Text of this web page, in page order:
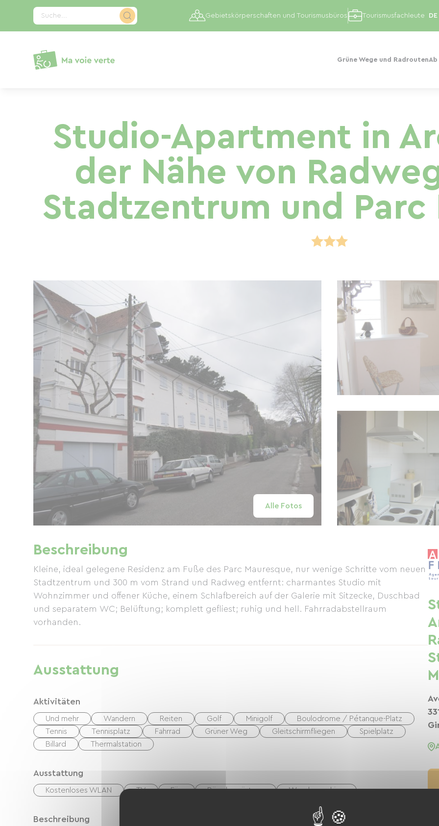
Suche...
Grüne Wege und Radrouten
Gebietskörperschaften und Tourismusbüros Tourismusfachleute
Studio-Apartment in
der Nähe von
Stadtzentrum und Parc
Alle Fotos
Beschreibung
Kleine, ideal gelegene Residenz am Fuße des Parc Mauresque, nur wenige Schritte vom neuen
Stadtzentrum und 300 m vom Strand und Radweg entfernt: charmantes Studio mit
Wohnzimmer und offener Küche, einem Schlafbereich auf der Galerie mit Sitzecke, Duschbad
und separatem WC; Belüftung; komplett gefliest; ruhig und hell. Fahrradabstellraum
vorhanden.
Ausstattung
Aktivitäten
Und mehr Wandern Reiten Golf Minigolf
Boulodrome / Pétanque-Platz
Tennis
Tennisplatz Fahrrad Grüner Weg Gleitschirmfliegen
Spielplatz
Billard
Thermalstation
Ausstattung
Kostenloses WLAN TV Fön Bügelausrüstung Waschmaschine
Beschreibung
Cookie-Einstellungen